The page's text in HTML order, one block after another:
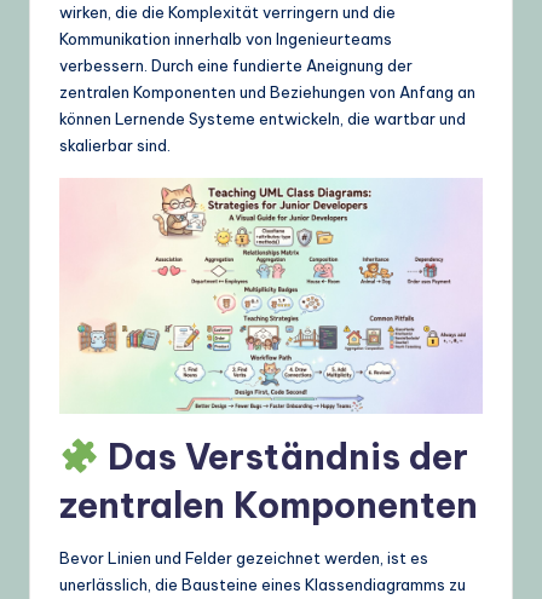
T
&
U
wirken, die die Komplexität verringern und die
Kommunikation innerhalb von Ingenieurteams
verbessern. Durch eine fundierte Aneignung der
zentralen Komponenten und Beziehungen von Anfang an
können Lernende Systeme entwickeln, die wartbar und
skalierbar sind.
Das Verständnis der
zentralen Komponenten
Bevor Linien und Felder gezeichnet werden, ist es
unerlässlich, die Bausteine eines Klassendiagramms zu